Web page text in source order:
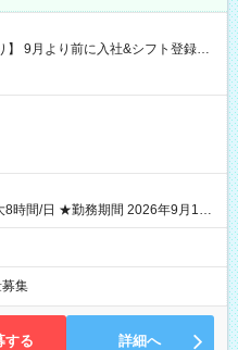
】 9月より前に入社&シフト登録す
給がUP! 日給1万1500円でしっか
】試用期間なし
8時間/日 ★勤務期間 2026年9月16
OK! 期間中フル勤務できる方優遇
談) ※期間前から勤務スタートも可
集
する 詳細へ